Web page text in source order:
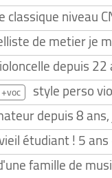
classique niveau
de metier je
depuis
+voc style perso
depuis 8
étudiant ! 5
famille de